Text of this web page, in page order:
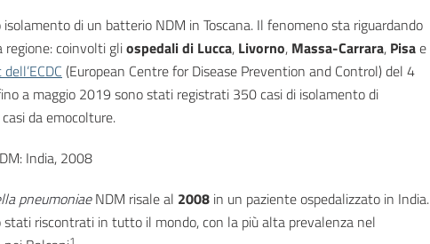
di un batterio NDM in Toscana. Il fenomeno sta riguardando
coinvolti gliospedali di Lucca, Livorno, Massa-Carrara, Pisae
(European Centre for Disease Prevention and Control) del 4
a maggio 2019 sono stati registrati 350 casi di isolamento di
da emocolture.
India, 2008
pneumoniaeNDM risale al 2008 in un paziente ospedalizzato in India.
riscontrati in tutto il mondo, con la più alta prevalenza nel